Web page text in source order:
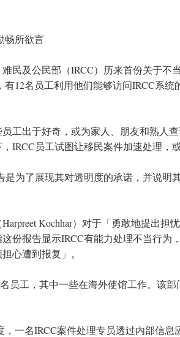
畅所欲言
民及公民部（IRCC）历来首份关于不
有12名员工利用他们能够访问IRCC系
工出于好奇，或为家人、朋友和熟人
IRCC员工试图让移民案件加速处理，
是为了展现其对透明度的承诺，并说明
Kochhar）对于「勇敢地提出担
份报告显示IRCC有能力处理不当行为
心遭到报复」。
员工，其中一些在海外使馆工作。该
，一名IRCC案件处理专员透过内部信